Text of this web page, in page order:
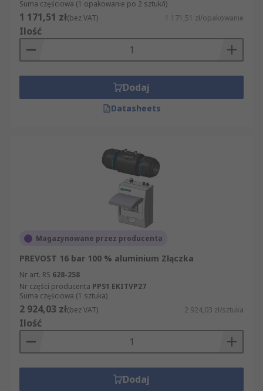
Suma częściowa (1 opakowanie po 2 sztuk/i)
1 171,51 zł(bez VAT) 1 171,51 zł/opakowanie
Ilość
Dodaj
Datasheets
Magazynowane przez producenta
PREVOST 16 bar 100 % aluminium Złączka
Nr art. RS 628-258
Nr części producenta PPS1 EKITVP27
Suma częściowa (1 sztuka)
2 924,03 zł(bez VAT) 2 924,03 zł/sztuka
Ilość
Dodaj